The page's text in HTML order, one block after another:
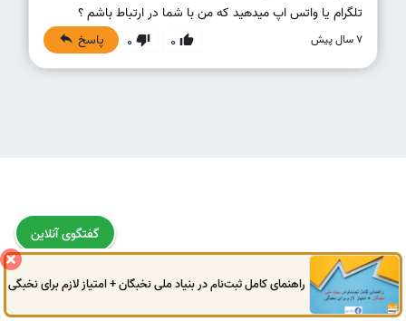
تلگرام یا واتس اپ میدهید که من با شما در ارتباط باشم ؟
7 سال پیش 0
0 پاسخ
خدمات سینا ترجمه
04133250787
09149724522
راهنمای کامل ثبت‌نام در بنیاد ملی نخبگان + امتیاز لازم برای نخبگی
گفتگوی آنلاین